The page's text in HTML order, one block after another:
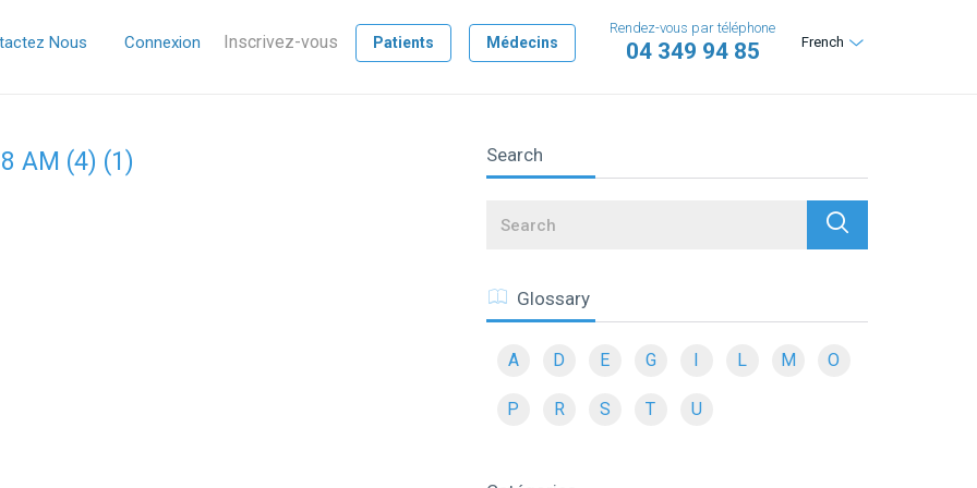
Nous Connexion Inscrivez-vous Patients Médecins French
Rendez-vous par téléphone
04 349 94 85
AM (4) (1) Search
Search
Glossary
A D E G I L M O
P R S T U